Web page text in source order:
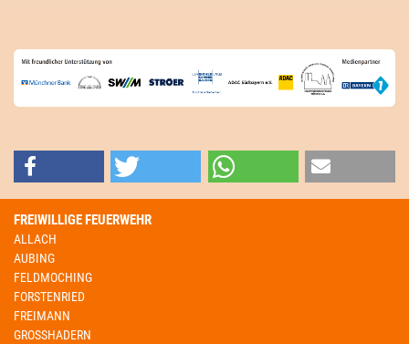
FREIWILLIGE FEUERWEHR
ALLACH
AUBING
FELDMOCHING
FORSTENRIED
FREIMANN
GROSSHADERN